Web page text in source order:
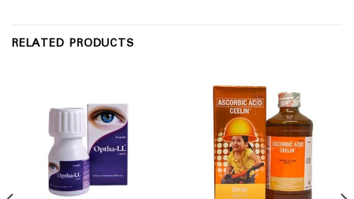
RELATED PRODUCTS